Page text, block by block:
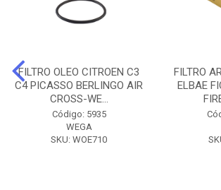
FILTRO OLEO CITROEN C3
C4 PICASSO BERLINGO AIR
CROSS-WE...
Código: 5935
WEGA
SKU: WOE710
FILTRO
ELBAE